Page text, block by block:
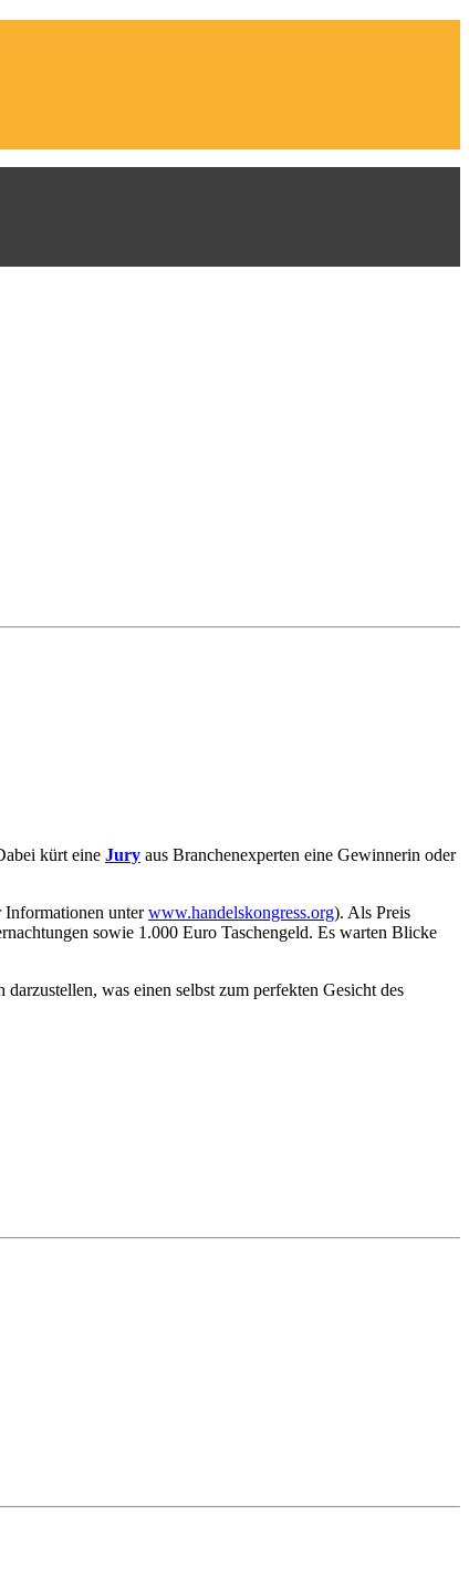
kürt eine Jury aus Branchenexperten eine Gewinnerin oder
Informationen unterwww.handelskongress.org). Als Preis
sowie 1.000 Euro Taschengeld. Es warten Blicke
was einen selbst zum perfekten Gesicht des